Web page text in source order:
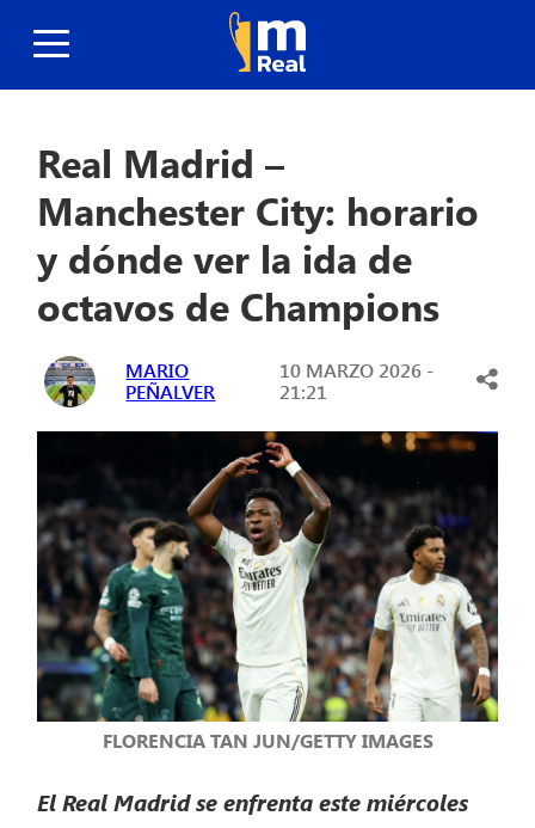
Real Madrid –
Manchester City: horario
y dónde ver la ida de
octavos de Champions
MARIO
PEÑALVER
10 MARZO 2026 -
21:21
FLORENCIA TAN JUN/GETTY IMAGES
El Real Madrid se enfrenta este miércoles